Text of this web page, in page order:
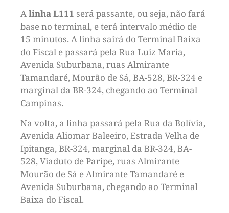
Alinha L111 será passante, ou seja, não fará
base no terminal, e terá intervalo médio de
15 minutos. A linha sairá do Terminal Baixa
do Fiscal e passará pela Rua Luiz Maria,
Avenida Suburbana, ruas Almirante
Tamandaré, Mourão de Sá, BA-528, BR-324 e
marginal da BR-324, chegando ao Terminal
Campinas.
Na volta, a linha passará pela Rua da Bolívia,
Avenida Aliomar Baleeiro, Estrada Velha de
Ipitanga, BR-324, marginal da BR-324, BA-
528, Viaduto de Paripe, ruas Almirante
Mourão de Sá e Almirante Tamandaré e
Avenida Suburbana, chegando ao Terminal
Baixa do Fiscal.